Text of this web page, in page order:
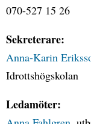
070-527 15 26
Sekreterare:
Anna-Karin
Idrottshögskolan
Ledamöter: